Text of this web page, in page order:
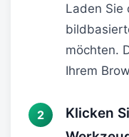
Laden Sie
möchten.
Ihrem
Klicken